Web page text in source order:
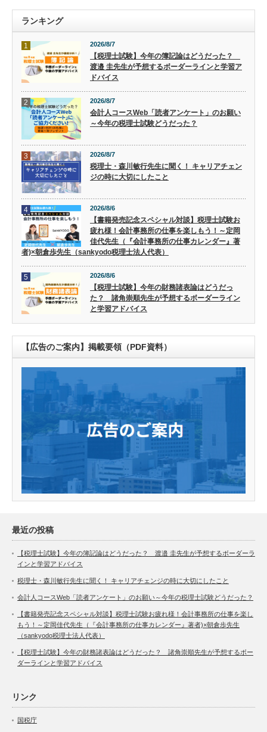
ランキング
1 2026/8/7
【税理士試験】今年の簿記論はどうだった？
渡邉 圭先生が予想するボーダーラインと学習ア
ドバイス
2 2026/8/7
会計人コースWeb「読者アンケート」のお願い
～今年の税理士試験どうだった？
3 2026/8/7
税理士・森川敏行先生に聞く！ キャリアチェン
ジの時に大切にしたこと
4 2026/8/6
【書籍発売記念スペシャル対談】税理士試験お
疲れ様！会計事務所の仕事を楽しもう！～定岡
佳代先生（『会計事務所の仕事カレンダー』著
者)×朝倉歩先生（sankyodo税理士法人代表）
5 2026/8/6
【税理士試験】今年の財務諸表論はどうだっ
た？ 諸角崇順先生が予想するボーダーライン
と学習アドバイス
【広告のご案内】掲載要領（PDF資料）
最近の投稿
【税理士試験】今年の簿記論はどうだった？ 渡邉 圭先生が予想するボーダーラ
インと学習アドバイス
税理士・森川敏行先生に聞く！ キャリアチェンジの時に大切にしたこと
会計人コースWeb「読者アンケート」のお願い～今年の税理士試験どうだった？
【書籍発売記念スペシャル対談】税理士試験お疲れ様！会計事務所の仕事を楽し
もう！～定岡佳代先生（『会計事務所の仕事カレンダー』著者)×朝倉歩先生
（sankyodo税理士法人代表）
【税理士試験】今年の財務諸表論はどうだった？ 諸角崇順先生が予想するボー
ダーラインと学習アドバイス
リンク
国税庁